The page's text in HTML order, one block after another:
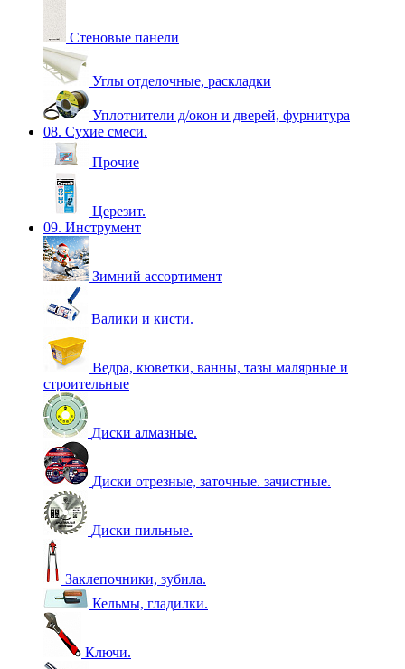
Стеновые панели
Углы отделочные, раскладки
Уплотнители д/окон и дверей, фурнитура
08. Сухие смеси.
Прочие
Церезит.
09. Инструмент
Зимний ассортимент
Валики и кисти.
Ведра, кюветки, ванны, тазы малярные и
строительные
Диски алмазные.
Диски отрезные, заточные. зачистные.
Диски пильные.
Заклепочники, зубила.
Кельмы, гладилки.
Ключи.